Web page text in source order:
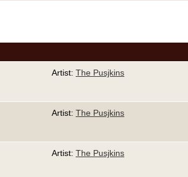
Artist: The Pusjkins
Artist: The Pusjkins
Artist: The Pusjkins